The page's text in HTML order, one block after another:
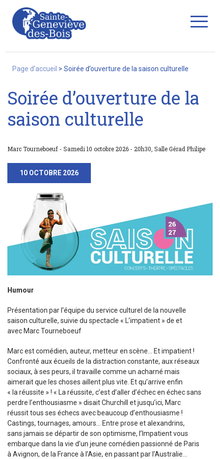
La Ville
Services
Commerces/associations
Sortir à Ste Gen’
Page d'accueil > Soirée d’ouverture de la saison culturelle
Soirée d’ouverture de la
saison culturelle
Marc Tourneboeuf - Samedi 10 octobre 2026 - 20h30, Salle Gérad Philipe
10 OCTOBRE 2026
Humour
Présentation par l’équipe du service culturel de la nouvelle
saison culturelle, suivie du spectacle « L’impatient » de et
avec Marc Tourneboeuf
Marc est comédien, auteur, metteur en scène… Et impatient !
Confronté aux écueils de la distraction constante, aux réseaux
sociaux, à ses peurs, il travaille comme un acharné mais
aimerait que les choses aillent plus vite. Et qu’arrive enfin
« la réussite » ! « La réussite, c’est d’aller d’échec en échec sans
perdre l’enthousiasme » disait Churchill et jusqu’ici, Marc
réussit tous ses échecs avec beaucoup d’enthousiasme !
Castings, tournages, amours… Entre prose et alexandrins,
sans jamais se départir de son optimisme, l’Impatient vous
embarque dans la vie d’un jeune comédien passionné de Paris
à Avignon, de la France à l’Asie, en passant par l’Australie…